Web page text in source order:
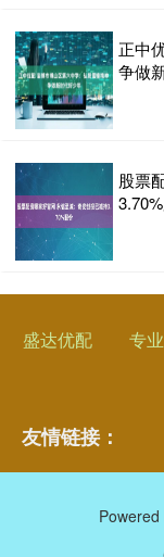
正中
争做
股票
盛达优配 专
友情链接：
Powered